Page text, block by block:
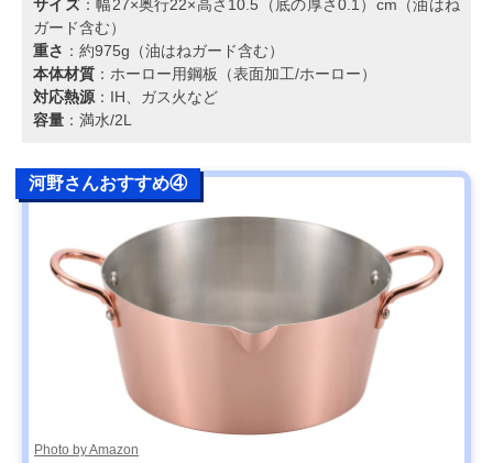
サイズ：幅27×奥行22×高さ10.5（底の厚さ0.1）cm（油はね
ガード含む）
重さ ：約975g（油はねガード含む）
本体材質 ：ホーロー用鋼板（表面加工/ホーロー）
対応熱源 ：IH、ガス火など
容量 ：満水/2L
河野さんおすすめ④
Photo by Amazon